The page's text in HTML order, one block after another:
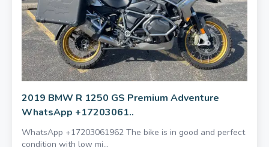
600 единоразово
2019 BMW R 1250 GS Premium Adventure
WhatsApp +17203061..
WhatsApp +17203061962 The bike is in good and perfect
condition with low mi...